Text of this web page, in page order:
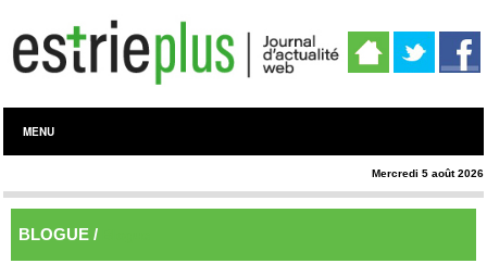
MENU
Mercredi 5 août 2026
BLOGUE /